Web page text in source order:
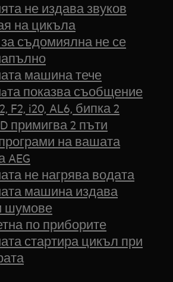
не издава звуков
на цикъла
съдомиялна не се
машина тече
показва съобщение
F2, i20, AL6, бипка 2
примигва 2 пъти
на вашата
AEG
не нагрява водата
машина издава
шумове
по приборите
стартира цикъл при